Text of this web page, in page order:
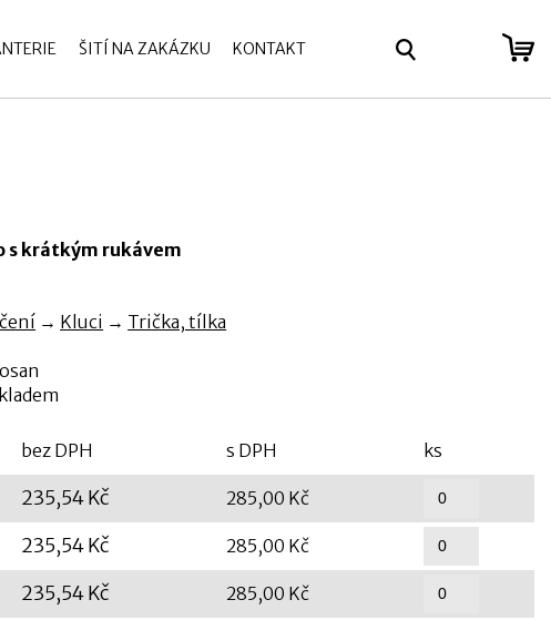
ŠITÍ NA ZAKÁZKU KONTAKT
s krátkým rukávem
→ Kluci → Trička, tílka
bez DPH s DPH ks
235,54 Kč 285,00 Kč
235,54 Kč 285,00 Kč
235,54 Kč 285,00 Kč